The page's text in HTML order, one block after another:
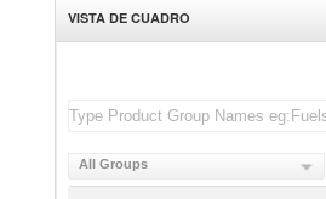
VISTA DE CUADRO
All Groups